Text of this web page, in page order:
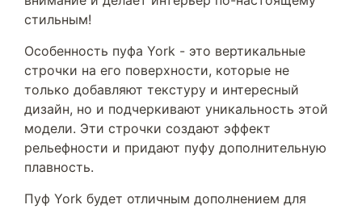
стильным!
Особенность пуфа York - это вертикальные
строчки на его поверхности, которые не
только добавляют текстуру и интересный
дизайн, но и подчеркивают уникальность этой
модели. Эти строчки создают эффект
рельефности и придают пуфу дополнительную
плавность.
Пуф York будет отличным дополнением для